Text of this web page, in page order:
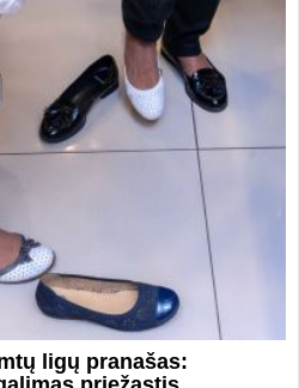
ligų pranašas: